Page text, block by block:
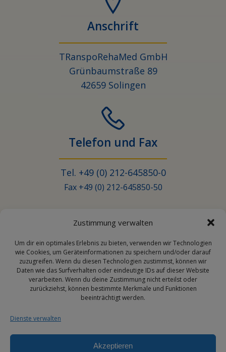
Zustimmung verwalten
Um dir ein optimales Erlebnis zu bieten, verwenden wir Technologien
wie Cookies, um Geräteinformationen zu speichern und/oder darauf
zuzugreifen. Wenn du diesen Technologien zustimmst, können wir
Daten wie das Surfverhalten oder eindeutige IDs auf dieser Website
verarbeiten. Wenn du deine Zustimmung nicht erteilst oder
zurückziehst, können bestimmte Merkmale und Funktionen
beeinträchtigt werden.
Dienste verwalten
Akzeptieren
Anschrift
TRanspoRehaMed GmbH
Grünbaumstraße 89
42659 Solingen
Telefon und Fax
Tel. +49 (0) 212-645850-0
Fax +49 (0) 212-645850-50
Email
info@transporehamed.de
Social Media